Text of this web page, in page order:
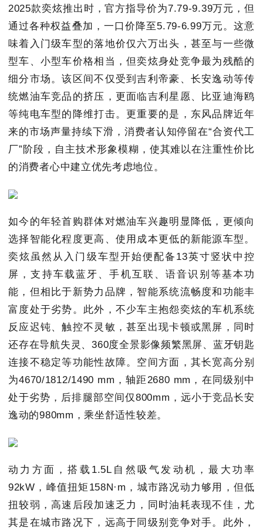
2025款奕炫推出时，官方指导价为7.79-9.39万元，但
通过各种权益叠加，一口价降至5.79-6.99万元。这意
味着入门级车型的落地价仅六万出头，甚至与一些微
型车、小型车价格相当，但奕炫身处竞争最为残酷的
细分市场。该区间不仅受到吉利帝豪、长安逸动等传
统燃油车竞品的挤压，更面临吉利星愿、比亚迪海鸥
等纯电车型的降维打击。更重要的是，东风品牌近年
来的市场声量持续下滑，消费者认知停留在“合资代工
厂”阶段，自主技术形象模糊，使其难以在注重性价比
的消费者心中建立优先考虑地位。
如今的年轻首购群体对燃油车兴趣明显降低，更倾向
选择智能化程度更高、使用成本更低的新能源车型。
奕炫虽然从入门级车型开始便配备13英寸竖状中控
屏，支持车载蓝牙、手机互联、语音识别等基本功
能，但相比于新势力品牌，智能系统流畅度和功能丰
富度处于劣势。此外，不少车主抱怨奕炫的车机系统
反应迟钝、触控不灵敏，甚至出现卡顿或黑屏，同时
还存在导航失灵、360度全景影像频繁黑屏、蓝牙钥匙
连接不稳定等功能性故障。空间方面，其长宽高分别
为4670/1812/1490 mm，轴距2680 mm，在同级别中
处于劣势，后排腿部空间仅800mm，远小于竞品长安
逸动的980mm，乘坐舒适性较差。
动力方面，搭载1.5L自然吸气发动机，最大功率
92kW，峰值扭矩158N·m，城市路况动力够用，但低
扭较弱，高速后段加速乏力，同时油耗表现不佳，尤
其是在城市路况下，远高于同级别竞争对手。此外，